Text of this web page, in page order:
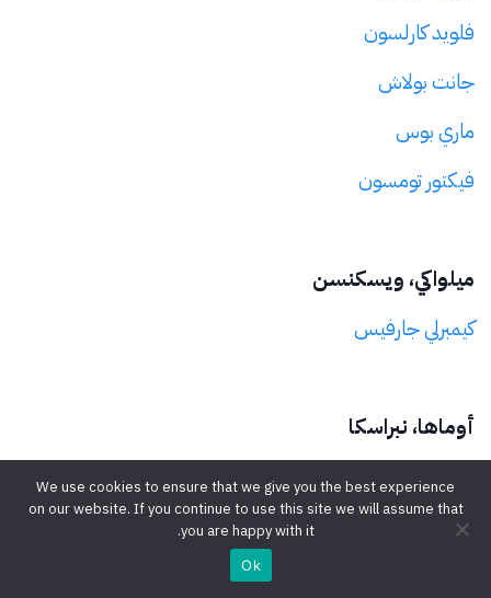
فلويد كارلسون
جانت بولاش
ماري بوس
فيكتور تومسون
ميلواكي، ويسكنسن
كيمبرلي جارفيس
أوماها، نبراسكا
سانداي فارنوبي
اختيار المدرب
شبكة من المدربين المعتمدين تغطي كافة أنحاء العالم
We use cookies to ensure that we give you the best experience
on our website. If you continue to use this site we will assume that
you are happy with it.
Ok